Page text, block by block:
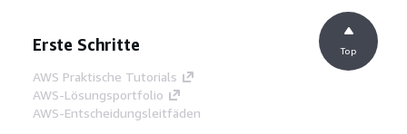
Erste Schritte
AWS Praktische Tutorials
AWS-Lösungsportfolio
AWS-Entscheidungsleitfäden
Top